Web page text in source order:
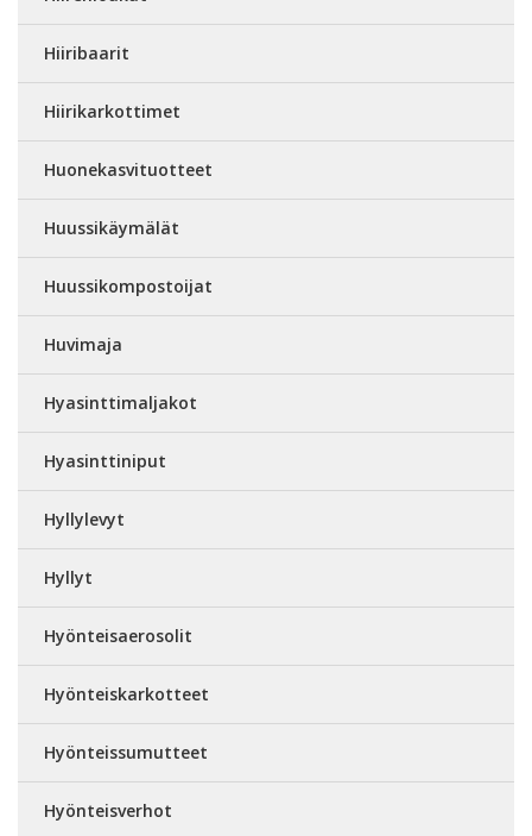
Hiiribaarit
Hiirikarkottimet
Huonekasvituotteet
Huussikäymälät
Huussikompostoijat
Huvimaja
Hyasinttimaljakot
Hyasinttiniput
Hyllylevyt
Hyllyt
Hyönteisaerosolit
Hyönteiskarkotteet
Hyönteissumutteet
Hyönteisverhot